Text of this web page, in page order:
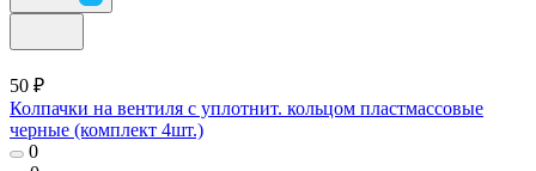
50 ₽
Колпачки на вентиля с уплотнит. кольцом пластмассовые
черные (комплект 4шт.)
0